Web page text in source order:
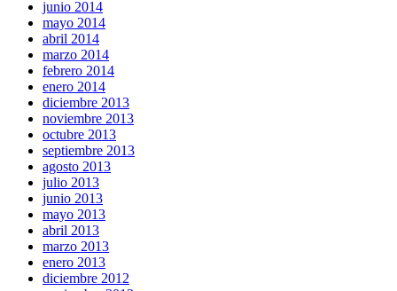
junio 2014
mayo 2014
abril 2014
marzo 2014
febrero 2014
enero 2014
diciembre 2013
noviembre 2013
octubre 2013
septiembre 2013
agosto 2013
julio 2013
junio 2013
mayo 2013
abril 2013
marzo 2013
enero 2013
diciembre 2012